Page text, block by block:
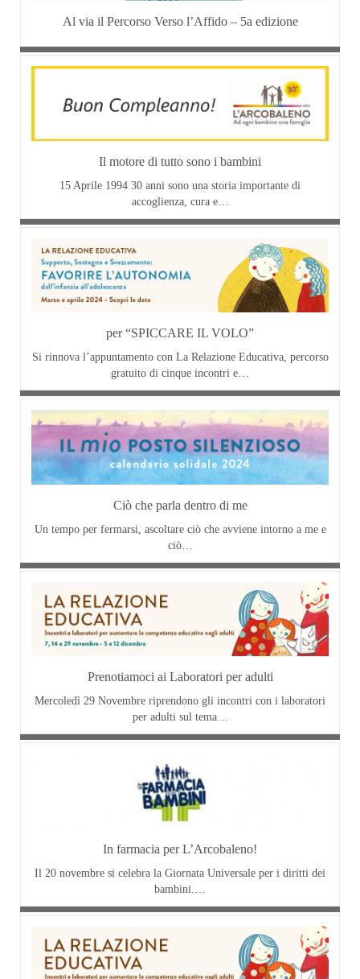
Al via il Percorso Verso l’Affido – 5a edizione
Il motore di tutto sono i bambini
15 Aprile 1994 30 anni sono una storia importante di
accoglienza, cura e…
per “SPICCARE IL VOLO”
Si rinnova l’appuntamento con La Relazione Educativa, percorso
gratuito di cinque incontri e…
Ciò che parla dentro di me
Un tempo per fermarsi, ascoltare ciò che avviene intorno a me e
ciò…
Prenotiamoci ai Laboratori per adulti
Mercoledì 29 Novembre riprendono gli incontri con i laboratori
per adulti sul tema…
In farmacia per L’Arcobaleno!
Il 20 novembre si celebra la Giornata Universale per i diritti dei
bambini.…